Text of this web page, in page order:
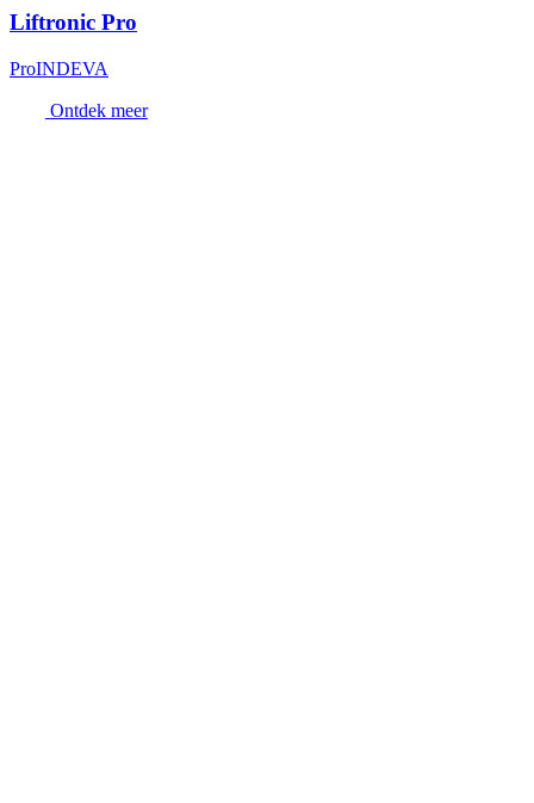
Liftronic Pro
ProINDEVA
Ontdek meer